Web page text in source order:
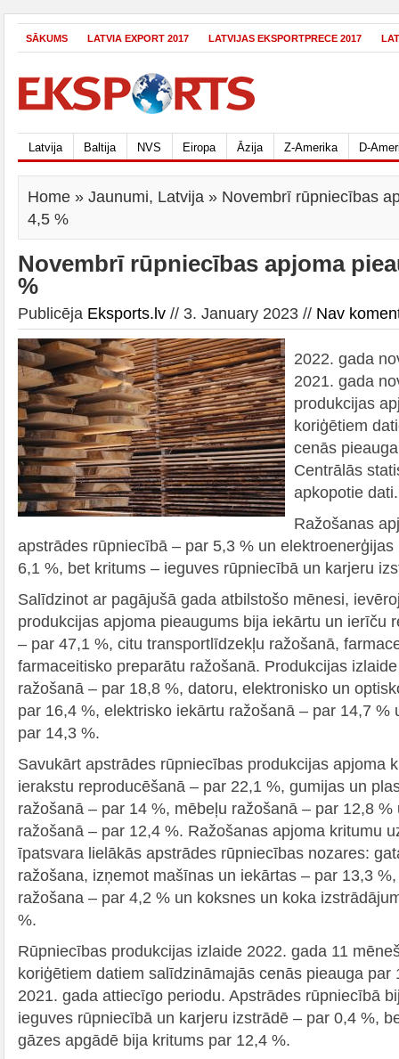
SĀKUMS LATVIA EXPORT 2017 LATVIJAS EKSPORTPRECE 2017
Latvija Baltija NVS Eiropa Āzija Z-Amerika D-
Home » Jaunumi, Latvija » Novembrī rūpniecības
4,5 %
Novembrī rūpniecības apjoma
%
Publicēja Eksports.lv // 3. January 2023 // Nav
2022. gada
2021. gada
produkcijas
koriģētiem
cenās
Centrālās
apkopotie dati.
Ražošanas
apstrādes rūpniecībā – par 5,3 % un
6,1 %, bet kritums – ieguves rūpniecībā un karjeru
Salīdzinot ar pagājušā gada atbilstošo mēnesi,
produkcijas apjoma pieaugums bija iekārtu un ierīču
– par 47,1 %, citu transportlīdzekļu ražošanā,
farmaceitisko preparātu ražošanā. Produkcijas
ražošanā – par 18,8 %, datoru, elektronisko un
par 16,4 %, elektrisko iekārtu ražošanā – par 14,7 %
par 14,3 %.
Savukārt apstrādes rūpniecības produkcijas apjoma
ierakstu reproducēšanā – par 22,1 %, gumijas un
ražošanā – par 14 %, mēbeļu ražošanā – par 12,8
ražošanā – par 12,4 %. Ražošanas apjoma kritumu
īpatsvara lielākās apstrādes rūpniecības nozares:
ražošana, izņemot mašīnas un iekārtas – par 13,3
ražošana – par 4,2 % un koksnes un koka
%.
Rūpniecības produkcijas izlaide 2022. gada 11
koriģētiem datiem salīdzināmajās cenās pieauga par
2021. gada attiecīgo periodu. Apstrādes rūpniecībā
ieguves rūpniecībā un karjeru izstrādē – par 0,4 %,
gāzes apgādē bija kritums par 12,4 %.